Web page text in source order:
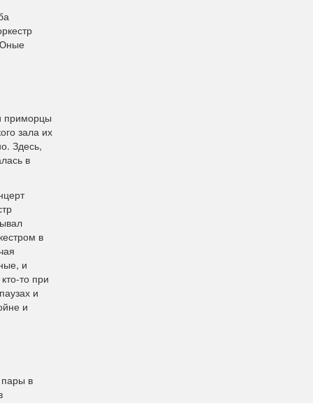
приморцы
зала их
Здесь,
в
в
и
то при
и
и
в